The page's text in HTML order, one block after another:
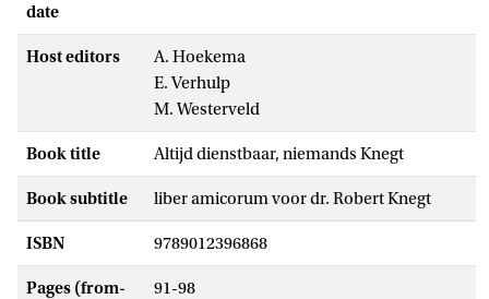
date
Host editors
A. Hoekema
E. Verhulp
M. Westerveld
Book title Altijd dienstbaar, niemands Knegt
Book subtitle liber amicorum voor dr. Robert Knegt
ISBN 9789012396868
Pages (from-
91-98